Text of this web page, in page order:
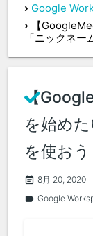
› Google
›
【
「ニックネー
【
を始め
を使おう
event_note 8月 20, 2020
label Google